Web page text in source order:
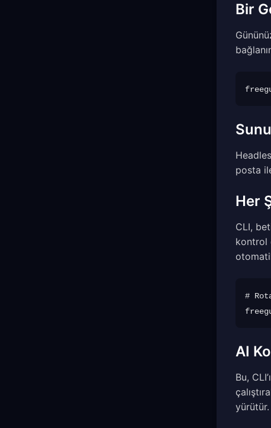
Bir
posta
Her
CLI,
kontrol
#
AI
Bu,
yürütür.